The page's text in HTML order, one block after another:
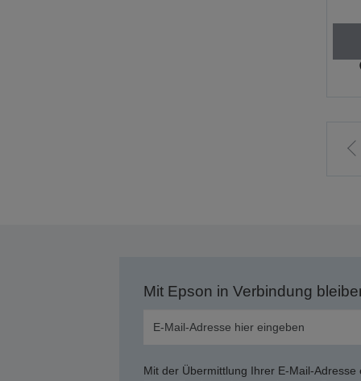
Mit Epson in Verbindung
Mit der Übermittlung Ihrer E-Mail-